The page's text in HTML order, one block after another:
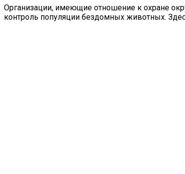
Организации, имеющие отношение к охране
контроль популяции бездомных животных.